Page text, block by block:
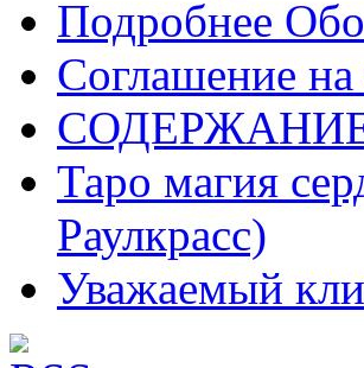
Подробнее
Соглашение
Таро магия
Раулкрасс)
Уважаемый